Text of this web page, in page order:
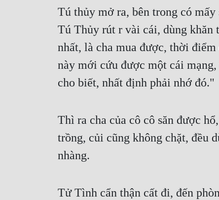
Tú thủy mở ra, bên trong có
Tú Thủy rút r vài cái, dùng
nhất, là cha mua được, thời
này mới cứu được một cái
cho biết, nhất định phải nhớ đó."
Thì ra cha của cô cô săn được
trồng, củi cũng không chặt, đều
nhàng.
Tử Tình cẩn thận cất đi, đến